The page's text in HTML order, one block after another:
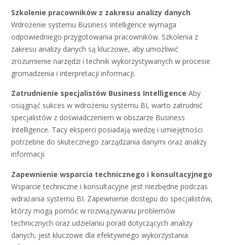
Szkolenie pracowników z zakresu analizy danych
Wdrożenie systemu Business Intelligence wymaga
odpowiedniego przygotowania pracowników. Szkolenia z
zakresu analizy danych są kluczowe, aby umożliwić
zrozumienie narzędzi i technik wykorzystywanych w procesie
gromadzenia i interpretacji informacji.
Zatrudnienie specjalistów Business Intelligence Aby
osiągnąć sukces w wdrożeniu systemu BI, warto zatrudnić
specjalistów z doświadczeniem w obszarze Business
Intelligence. Tacy eksperci posiadają wiedzę i umiejętności
potrzebne do skutecznego zarządzania danymi oraz analizy
informacji.
Zapewnienie wsparcia technicznego i konsultacyjnego
Wsparcie techniczne i konsultacyjne jest niezbędne podczas
wdrażania systemu BI. Zapewnienie dostępu do specjalistów,
którzy mogą pomóc w rozwiązywaniu problemów
technicznych oraz udzielaniu porad dotyczących analizy
danych, jest kluczowe dla efektywnego wykorzystania